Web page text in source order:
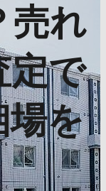
売れ
定で
場を